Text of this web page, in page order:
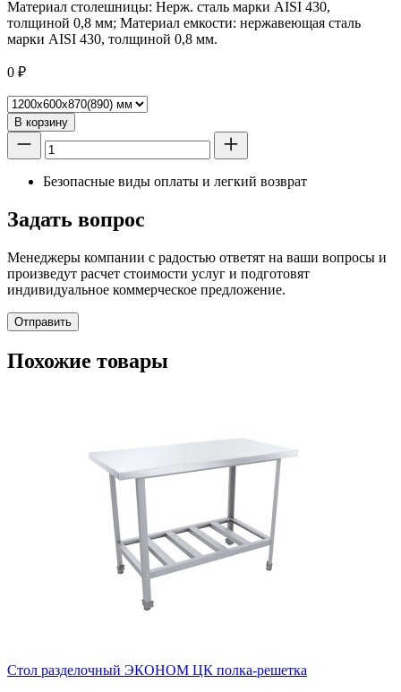
Материал столешницы: Нерж. сталь марки AISI 430,
толщиной 0,8 мм; Материал емкости: нержавеющая сталь
марки AISI 430, толщиной 0,8 мм.
0 ₽
В корзину
Безопасные виды оплаты и легкий возврат
Задать вопрос
Менеджеры компании с радостью ответят на ваши вопросы и
произведут расчет стоимости услуг и подготовят
индивидуальное коммерческое предложение.
Отправить
Похожие товары
Стол разделочный ЭКОНОМ ЦК полка-решетка